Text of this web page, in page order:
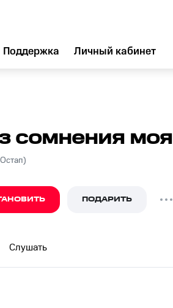
Поддержка Личный кабинет
сомнения моя
ПОДАРИТЬ
Слушать